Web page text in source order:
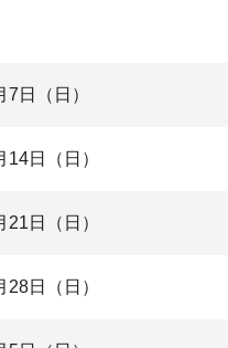
日（日）
14日（日）
21日（日）
28日（日）